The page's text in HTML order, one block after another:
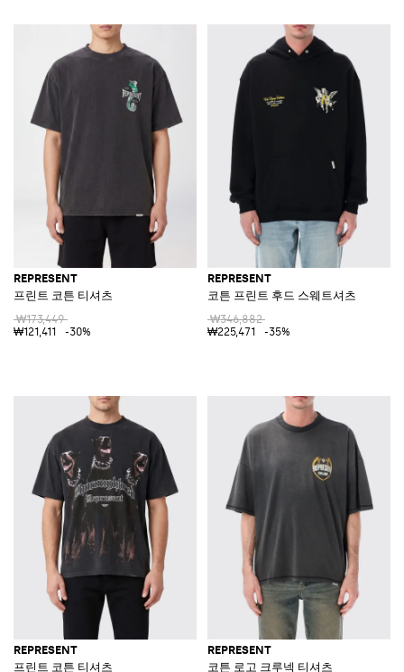
REPRESENT
프린트 코튼 티셔츠
₩173,449
₩121,411
-30%
REPRESENT
코튼 프린트 후드 스웨트셔츠
₩346,882
₩225,471
-35%
REPRESENT
프린트 코튼 티셔츠
REPRESENT
코튼 로고 크루넥 티셔츠